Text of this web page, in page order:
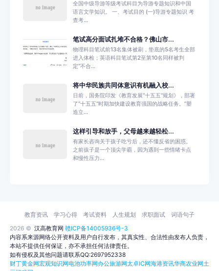
全国中级导游等级考试科目为导游专题知识和中国
语言文学知识。 一、考试目的 (一)导游专题知识 考
查考...
笔试高分面试扎堆不合格？佛山市...
物理科目笔试前13名集体被刷，垫底的5名考生全部
进入体检；英语科目笔试第2至第10名同样被判
定“不合...
将中华民族共同体意识有机融入校...
日前，国务院印发《教育发展“十五五”规划》，部署
了“十五五”时期加快建设教育强国的战略任务。“塑
造立...
这样引导和放手，父母越来越轻松...
有家长咨询关于孩子吃亏后，还不懂反省的困惑。
之前孩子是一个顶尖学霸，因为遇到一些情绪卡点
和慢性压力...
2026 © 汉高教育网 赣ICP备14005936号-3
内容系来源网络公开资料及用户自行发布，其真实性、合法性由发布人负责，
本站不提供任何保证，亦不承担任何法律责任。
如有侵权及其他问题请联系QQ:2697952338
财丁黄金网宏观知识网电池功率网办公旅游网太卓IC网海港资讯华商农业网土
教育资讯 学习心得 考试资料 人生规划 求职面试 词语句子